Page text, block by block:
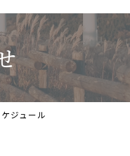
ジュール